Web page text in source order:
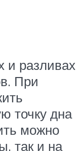
и разливах
При
точку дна
можно
так и на